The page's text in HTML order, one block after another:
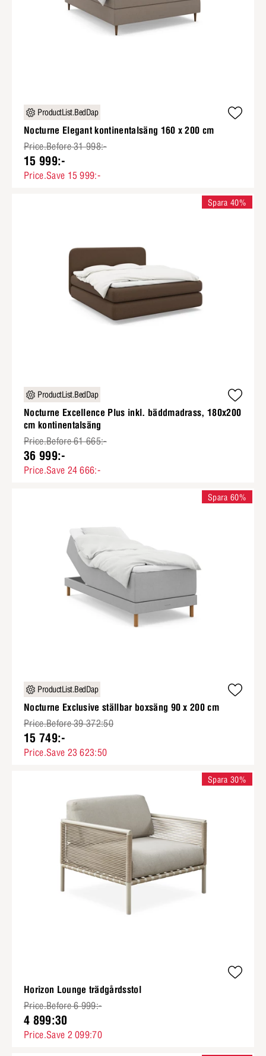
ProductList.BedDap
Nocturne Elegant kontinentalsäng 160 x 200 cm
Price.Before 31 998:-
15 999:-
Price.Save 15 999:-
ProductList.BedDap
Nocturne Excellence Plus inkl. bäddmadrass, 180x200
cm kontinentalsäng
Price.Before 61 665:-
36 999:-
Price.Save 24 666:-
Spara 40%
ProductList.BedDap
Nocturne Exclusive ställbar boxsäng 90 x 200 cm
Price.Before 39 372:50
15 749:-
Price.Save 23 623:50
Spara 60%
Horizon Lounge trädgårdsstol
Price.Before 6 999:-
4 899:30
Price.Save 2 099:70
Spara 30%